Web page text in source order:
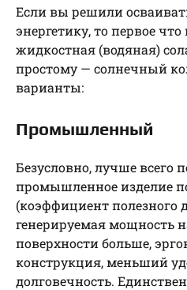
Если вы решили
энергетику, то первое
жидкостная (водяная)
простому — солнечный
варианты:
Промышленный
Безусловно, лучше всего
промышленное изделие
(коэффициент полезного
генерируемая мощность
поверхности больше,
конструкция, меньший
долговечность.